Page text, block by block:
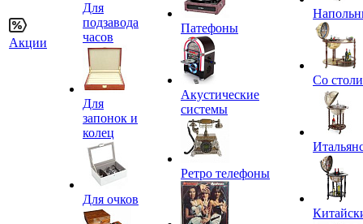
Акции
Для
подзавода
часов
Для
запонок и
колец
Для очков
Патефоны
Акустические
системы
Ретро телефоны
Со